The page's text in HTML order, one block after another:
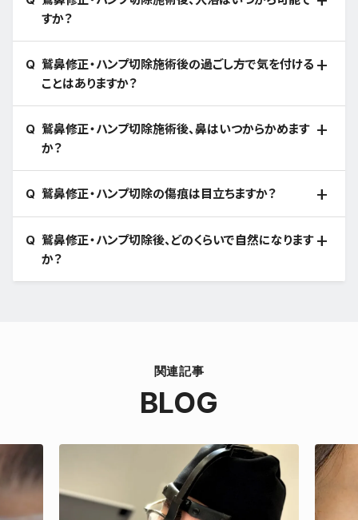
すか？
鷲鼻修正・ハンプ切除施術後の過ごし方で気を付ける
ことはありますか？
鷲鼻修正・ハンプ切除施術後、鼻はいつからかめます
か？
鷲鼻修正・ハンプ切除の傷痕は目立ちますか？
鷲鼻修正・ハンプ切除後、どのくらいで自然になります
か？
関連記事
BLOG